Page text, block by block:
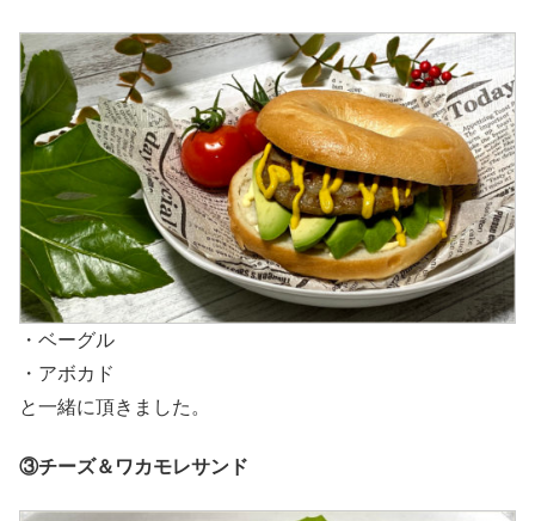
・ベーグル
・アボカド
と一緒に頂きました。
③チーズ＆ワカモレサンド